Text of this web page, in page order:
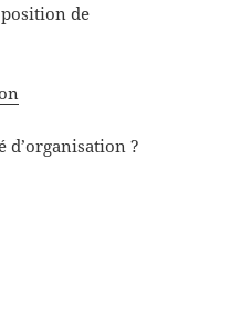
de
d’organisation ?